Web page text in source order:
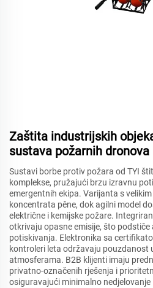
Zaštita industrijskih
sustava požarnih dronova
Sustavi borbe protiv požara od TYI
komplekse, pružajući brzu izravnu
emergentnih ekipa. Varijanta s
koncentrata pěne, dok agilni model
električne i kemijske požare.
otkrivaju opasne emisije, što
potiskivanja. Elektronika sa
kontroleri leta održavaju pouzdanost
atmosferama. B2B klijenti imaju
privatno-označenih rješenja i
osiguravajući minimalno